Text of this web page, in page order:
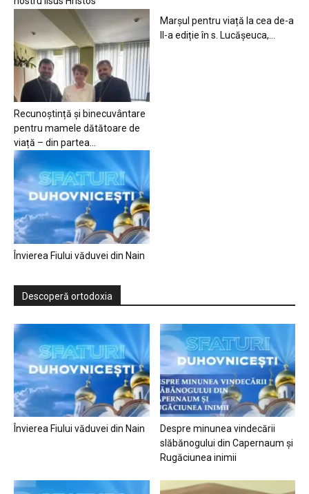
Recunoștință și binecuvântare
pentru mamele dătătoare de
viață – din partea...
Marșul pentru viață la cea de-a
II-a ediție în s. Lucășeuca,...
Învierea Fiului văduvei din Nain
Descoperă ortodoxia
Învierea Fiului văduvei din Nain
Despre minunea vindecării
slăbănogului din Capernaum și
Rugăciunea inimii